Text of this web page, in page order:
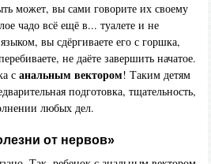
может, вы сами говорите их своему
чадо всё ещё в... туалете и не
вы сдёргиваете его с горшка,
не даёте завершить начатое.
с анальным вектором! Таким детям
подготовка, тщательность,
любых дел.
от нервов»